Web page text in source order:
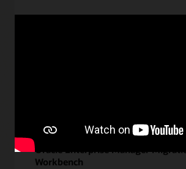
Oracle Enterprise Manager
Workbench